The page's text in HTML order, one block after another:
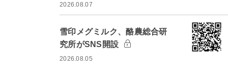
2026.08.07
雪印メグミルク、酪農総合研
究所がSNS開設
2026.08.05